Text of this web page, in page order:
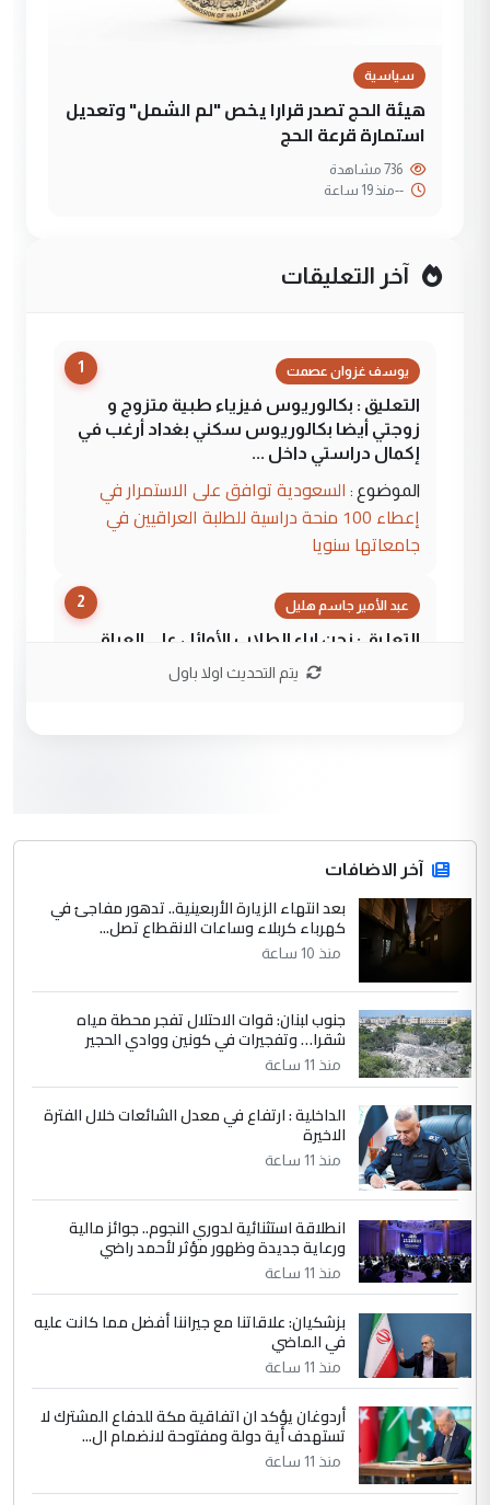
سياسية
هيئة الحج تصدر قرارا يخص "لم الشمل" وتعديل
استمارة قرعة الحج
--منذ 19 ساعة
آخر التعليقات
1 يوسف غزوان عصمت
التعليق : بكالوريوس فيزياء طبية متزوج و
زوجتي أيضا بكالوريوس سكني بغداد أرغب في
إكمال دراستي داخل ...
الموضوع : السعودية توافق على الاستمرار في
إعطاء 100 منحة دراسية للطلبة العراقيين في
جامعاتها سنويا
2 عبد الأمير جاسم هليل
التعليق : نحن اباء الطلاب الأوائل على العراق
نتشرف بلقاء السيد احمد الصافي في العتبات
التعليق : قرار مستعجل جدا ولامصلحة فيه
للوزاره ولا للمواطن القرار الصائب يكون بعد
الاستماع للمدير ومغرفة ...
الموضوع :
وزير الصحة يعفي مدير مستشفى الكرخ
العام في بغداد
4 سردار
التعليق : واحد من عصابة علي ماما يسقط
جنسية الرافد الثالث للعراق ومن اصول عريقة
ابا فرات ...
الموضوع :
الجواهري يرد على صدام حسين سل
مضجعيك يابن الزنا (نص كامل)
5 سردار
التعليق : واحد من عصابة علي ماما يسقط
جنسية الرافد الثالث للعراق ومن اصول عريقة
الموضوع :
الجواهري يرد على صدام حسين سل
مضجعيك يابن الزنا (نص كامل)
يتم التحديث اولا باول
آخر الاضافات
بعد انتهاء الزيارة الأربعينية.. تدهور مفاجئ في
كهرباء كربلاء وساعات الانقطاع تصل...
منذ 10 ساعة
جنوب لبنان: قوات الاحتلال تفجر محطة مياه
شقرا… وتفجيرات في كونين ووادي الحجير
منذ 11 ساعة
الداخلية : ارتفاع في معدل الشائعات خلال الفترة
الاخيرة
منذ 11 ساعة
انطلاقة استثنائية لدوري النجوم.. جوائز مالية
ورعاية جديدة وظهور مؤثر لأحمد راضي
منذ 11 ساعة
بزشكيان: علاقاتنا مع جيراننا أفضل مما كانت عليه
في الماضي
منذ 11 ساعة
أردوغان يؤكد ان اتفاقية مكة للدفاع المشترك لا
تستهدف أية دولة ومفتوحة لانضمام ال...
منذ 11 ساعة